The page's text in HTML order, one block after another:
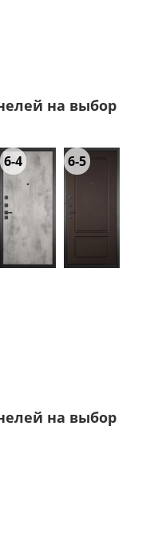
на выбор
6-4 6-5
на выбор